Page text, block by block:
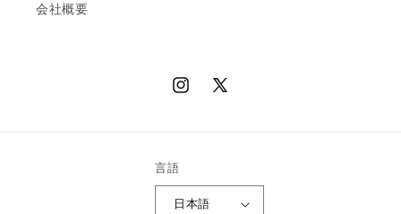
会社概要
Instagram
X
言語
日本語